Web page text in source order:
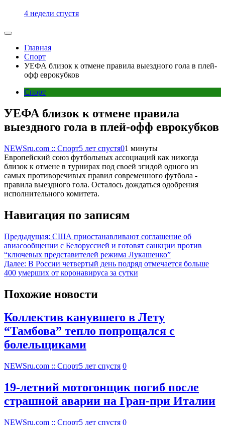
4 недели спустя
Главная
Спорт
УЕФА близок к отмене правила выездного гола в плей-
офф еврокубков
Спорт
УЕФА близок к отмене правила
выездного гола в плей-офф еврокубков
NEWSru.com :: Спорт5 лет спустя01 минуты
Европейский союз футбольных ассоциаций как никогда
близок к отмене в турнирах под своей эгидой одного из
самых противоречивых правил современного футбола -
правила выездного гола. Осталось дождаться одобрения
исполнительного комитета.
Навигация по записям
Предыдущая: США приостанавливают соглашение об
авиасообщении с Белоруссией и готовят санкции против
“ключевых представителей режима Лукашенко”
Далее: В России четвертый день подряд отмечается больше
400 умерших от коронавируса за сутки
Похожие новости
Коллектив канувшего в Лету
“Тамбова” тепло попрощался с
болельщиками
NEWSru.com :: Спорт5 лет спустя 0
19-летний мотогонщик погиб после
страшной аварии на Гран-при Италии
NEWSru.com :: Спорт5 лет спустя 0